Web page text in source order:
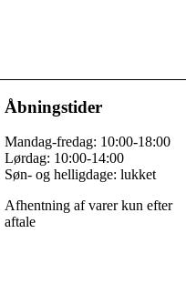
Åbningstider
Mandag-fredag: 10:00-18:00
Lørdag: 10:00-14:00
Søn- og helligdage: lukket
Afhentning af varer kun efter
aftale